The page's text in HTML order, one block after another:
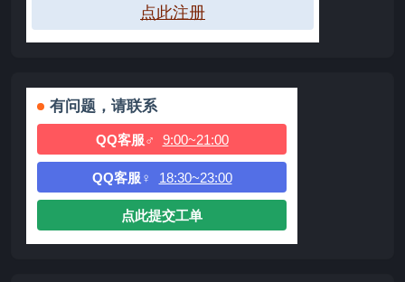
点此注册
有问题，请联系
QQ客服♂ 9:00~21:00
QQ客服♀ 18:30~23:00
点此提交工单